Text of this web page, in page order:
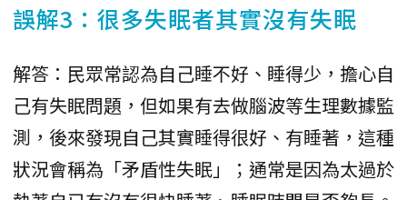
誤解3：很多失眠者其實沒有失眠
解答：民眾常認為自己睡不好、睡得少，擔心自
己有失眠問題，但如果有去做腦波等生理數據監
測，後來發現自己其實睡得很好、有睡著，這種
狀況會稱為「矛盾性失眠」；通常是因為太過於